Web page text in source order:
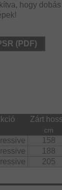
hogy
(PDF)
Zárt
cm
158
188
205